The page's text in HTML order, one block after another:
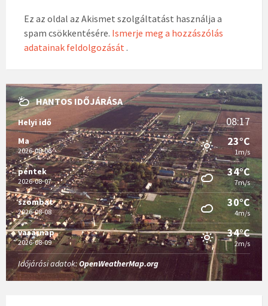
Ez az oldal az Akismet szolgáltatást használja a
spam csökkentésére. Ismerje meg a hozzászólás
adatainak feldolgozását .
HANTOS IDŐJÁRÁSA
Helyi idő 08:17
Ma
2026-08-06
23°C
1m/s
péntek
2026-08-07
34°C
7m/s
szombat
2026-08-08
30°C
4m/s
vasárnap
2026-08-09
34°C
2m/s
Időjárási adatok:OpenWeatherMap.org